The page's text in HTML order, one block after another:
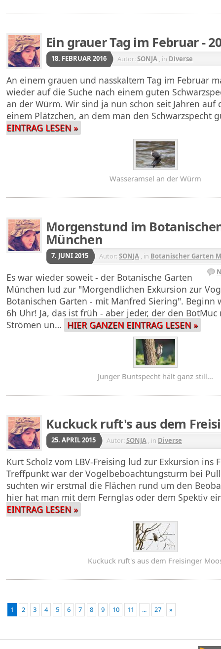
Ein grauer Tag im Februar -
18. FEBRUAR 2016 Autor:SONJA , in Diverse
An einem grauen und nasskaltem Tag im Februar
wieder auf die Suche nach einem guten
an der Würm. Wir sind ja nun schon seit Jahren auf
einem Plätzchen, an dem man den Schwarzspecht
EINTRAG LESEN »
Wasseramsel an der Würm
Morgenstund im
München
7. JUNI 2015 Autor:SONJA , in Botanischer Garten
Es war wieder soweit - der Botanische Garten
München lud zur "Morgendlichen Exkursion zur
Botanischen Garten - mit Manfred Siering". Beginn
6h Uhr! Ja, das ist früh - aber jeder, der den
Strömen un… HIER GANZEN EINTRAG LESEN »
Junger Buntspecht hält ganz still...
Kuckuck ruft's aus dem
25. APRIL 2015 Autor:SONJA , in Diverse
Kurt Scholz vom LBV-Freising lud zur Exkursion ins
Treffpunkt war der Vogelbeboachtungsturm bei
suchten wir erstmal die Flächen rund um den
hier hat man mit dem Fernglas oder dem Spektiv
EINTRAG LESEN »
Kuckuck ruft's aus dem Freisinger
1 2 3 4 5 6 7 8 9 10 11 ... 27 »